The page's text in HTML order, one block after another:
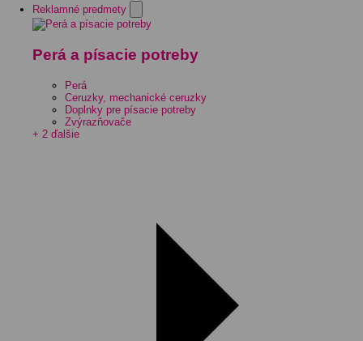
Reklamné predmety
Perá a písacie potreby
Perá
Ceruzky, mechanické ceruzky
Doplnky pre písacie potreby
Zvýrazňovače
+ 2 ďalšie